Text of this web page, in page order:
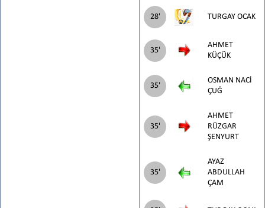
28' TURGAY OCAK
35'
AHMET
KÜÇÜK
35'
OSMAN NACİ
ÇUĞ
35'
AHMET
RÜZGAR
ŞENYURT
35'
AYAZ
ABDULLAH
ÇAM